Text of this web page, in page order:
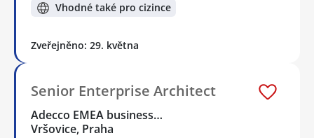
Vhodné také pro cizince
Zveřejněno: 29. května
Senior Enterprise Architect
Adecco EMEA business…
Vršovice, Praha